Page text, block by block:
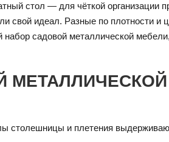
стол — для чёткой организации
идеал. Разные по плотности и
садовой металлической
столешницы и плетения